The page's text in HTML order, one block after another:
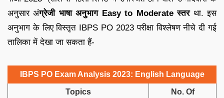
अनुसार अंग्रेजी भाषा अनुभाग Easy to Moderate स्तरथा. इस
अनुभाग के लिए विस्तृत IBPS PO 2023 परीक्षा विश्लेषण नीचे दी गई
तालिका में देखा जा सकता हैं-
IBPS PO Exam Analysis 2023: English Language
Topics
No. Of